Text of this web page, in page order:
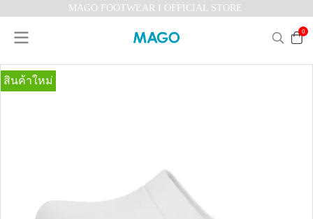
MAGO FOOTWEAR I OFFICIAL STORE
0
สินค้าใหม่